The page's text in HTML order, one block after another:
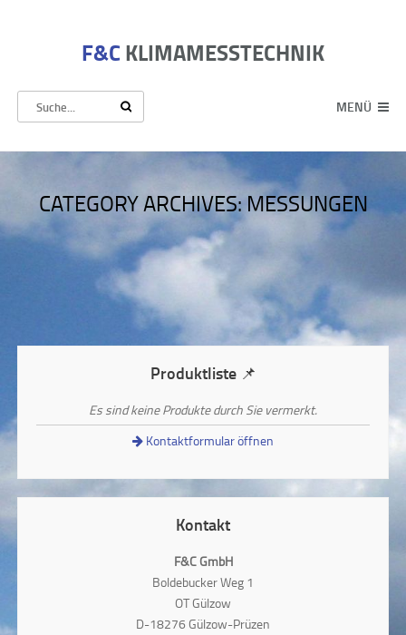
F&C KLIMAMESSTECHNIK
MENÜ
CATEGORY ARCHIVES: MESSUNGEN
Produktliste 📌
Es sind keine Produkte durch Sie vermerkt.
Kontaktformular öffnen
Kontakt
F&C GmbH
Boldebucker Weg 1
OT Gülzow
D-18276 Gülzow-Prüzen